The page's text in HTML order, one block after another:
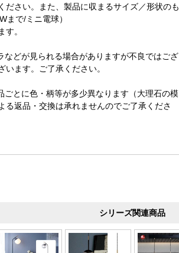
さい。また、製品に収まるサイズ／形状のも
まで/ミニ電球）
。
どが見られる場合がありますが不良ではござ
ます。ご了承ください。
とに色・柄等が多少異なります（大理石の模
返品・交換は承れませんのでご了承くださ
シリーズ関連商品